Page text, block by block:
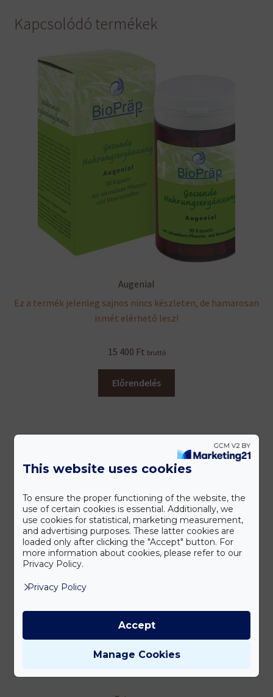
Kapcsolódó termékek
Augenial
Ez a termék jelenleg sajnos nincs készleten, de hamarosan
ismét elérhető lesz!
15 400 Ft bruttó
Előrendelés
This website uses cookies
To ensure the proper functioning of the website, the
use of certain cookies is essential. Additionally, we
use cookies for statistical, marketing measurement,
and advertising purposes. These latter cookies are
loaded only after clicking the "Accept" button. For
more information about cookies, please refer to our
Privacy Policy.
Privacy Policy
Manage Cookies
Accept